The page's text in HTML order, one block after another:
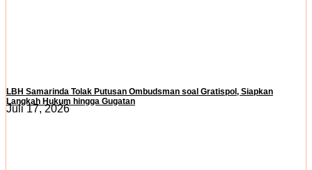
LBH Samarinda Tolak Putusan Ombudsman soal Gratispol, Siapkan
Langkah Hukum hingga Gugatan
Juli 17, 2026